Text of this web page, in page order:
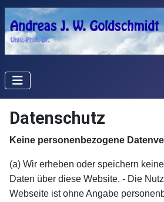
Datenschutz
Keine personenbezogene
(a) Wir erheben oder speichern
Daten über diese Website. - Die
Webseite ist ohne Angabe